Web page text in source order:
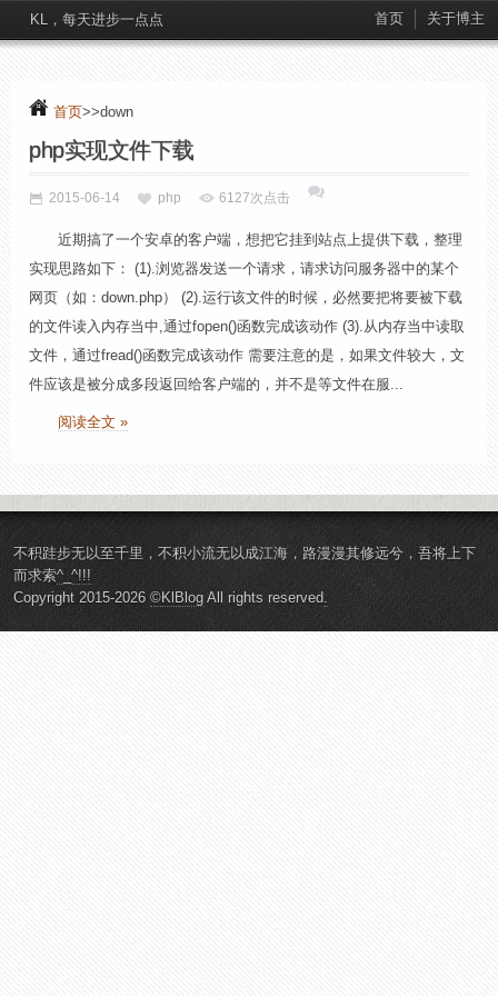
KL，每天进步一点点 首页 关于博主
首页>>down
php实现文件下载
2015-06-14 php 6127次点击
近期搞了一个安卓的客户端，想把它挂到站点上提供下载，整理
实现思路如下： (1).浏览器发送一个请求，请求访问服务器中的某个
网页（如：down.php） (2).运行该文件的时候，必然要把将要被下载
的文件读入内存当中,通过fopen()函数完成该动作 (3).从内存当中读取
文件，通过fread()函数完成该动作 需要注意的是，如果文件较大，文
件应该是被分成多段返回给客户端的，并不是等文件在服...
阅读全文 »
不积跬步无以至千里，不积小流无以成江海，路漫漫其修远兮，吾将上下
而求索^_^!!!
Copyright 2015-2026 ©KlBlog All rights reserved.